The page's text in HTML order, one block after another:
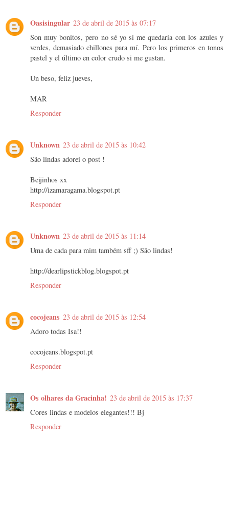
Oasisingular 23 de abril de 2015 às 07:17
Son muy bonitos, pero no sé yo si me quedaría con los azules y
verdes, demasiado chillones para mí. Pero los primeros en tonos
pastel y el último en color crudo si me gustan.
Un beso, feliz jueves,
MAR
Responder
Unknown 23 de abril de 2015 às 10:42
São lindas adorei o post !
Beijinhos xx
http://izamaragama.blogspot.pt
Responder
Unknown 23 de abril de 2015 às 11:14
Uma de cada para mim também sff ;) São lindas!
http://dearlipstickblog.blogspot.pt
Responder
cocojeans 23 de abril de 2015 às 12:54
Adoro todas Isa!!
cocojeans.blogspot.pt
Responder
Os olhares da Gracinha! 23 de abril de 2015 às 17:37
Cores lindas e modelos elegantes!!! Bj
Responder